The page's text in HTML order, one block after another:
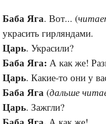
Баба Яга. Вот... (
украсить гирляндами.
Царь. Украсили?
Баба Яга: А как же!
Царь. Какие-то они у
Баба Яга (дальше
Царь. Зажгли?